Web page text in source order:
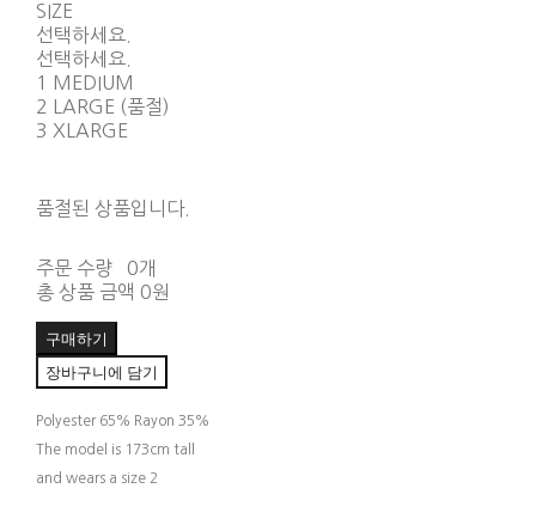
SIZE
선택하세요.
선택하세요.
1 MEDIUM
2 LARGE (품절)
3 XLARGE
품절된 상품입니다.
주문 수량
0개
총 상품 금액 0원
구매하기
장바구니에 담기
Polyester 65% Rayon 35%
The model is 173cm tall
and wears a size 2